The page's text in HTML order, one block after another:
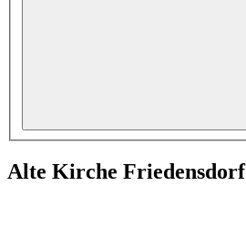
Alte Kirche Friedensdorf